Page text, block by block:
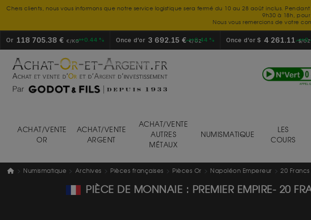
Chers clients, nous vous informons que notre service logistique sera fermé du 10 au 28 août inclus.
9h30 à 18h,
Nous vous remercions de votre
Or 118 705.38 € €/KG +0.44 % Once d’or 3 692.15 €€/OZ
+0.44 % Once d’or $ 4 261.11 $/OZ
ACHAT/VENTE
OR
ACHAT/VENTE
ARGENT
ACHAT/VENTE
AUTRES
MÉTAUX
NUMISMATIQUE
LES
COURS
Numismatique Archives Pièces françaises Pièces Or Napoléon Empereur 20 Francs
PIÈCE DE MONNAIE : PREMIER EMPIRE- 20